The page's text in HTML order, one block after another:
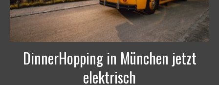
DinnerHopping in München jetzt
elektrisch